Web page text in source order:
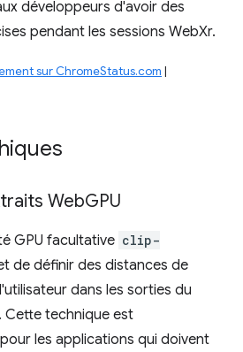
développeurs d'avoir des
pendant les sessions WebXr.
sur ChromeStatus.com |
WebGPU
GPU facultative clip-
de définir des distances de
dans les sorties du
Cette technique est
les applications qui doivent